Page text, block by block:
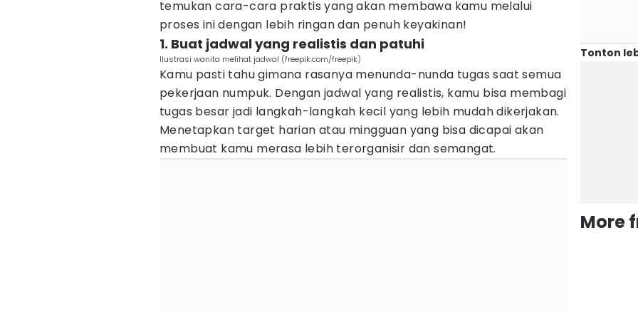
temukan cara-cara praktis yang akan membawa kamu melalui
proses ini dengan lebih ringan dan penuh keyakinan!
1. Buat jadwal yang realistis dan patuhi
Ilustrasi wanita melihat jadwal (freepik.com/freepik)
Kamu pasti tahu gimana rasanya menunda-nunda tugas saat semua
pekerjaan numpuk. Dengan jadwal yang realistis, kamu bisa membagi
tugas besar jadi langkah-langkah kecil yang lebih mudah dikerjakan.
Menetapkan target harian atau mingguan yang bisa dicapai akan
membuat kamu merasa lebih terorganisir dan semangat.
Tonton
More